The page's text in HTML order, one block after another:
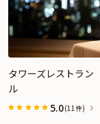
タワーズレストラン
ル
5.0(11件)